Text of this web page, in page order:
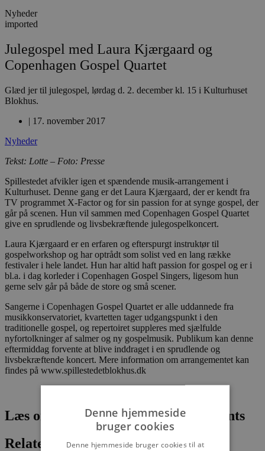
Nyheder
imported
Julegospel med Laura Kjærgaard og
Copenhagen Gospel Quartet
Glæd jer til julegospel, lørdag d. 2. december kl. 15 i Kulturhuset
Blokhus.
| 17. november 2017
Nyheder
Tekst: Lotte – Foto: Presse
Spillestedet afvikler igen et spændende musik-arrangement i
Kulturhuset. Denne gang er det Laura Kjærgaard, der er kendt fra
TV programmet X-Factor og for sin passion for at synge gospel, der
går på scenen. Hun vil sammen med Copenhagen Gospel Quartet
give en sprudlende og livsbekræftende julegospelkoncert.
Laura Kjærgaard er en erfaren og efterspurgt instruktør til
gospelworkshop og har optrådt som solist ved en lang række
festivaler i hele landet. Hun har altid haft passion for gospel og er i
bl.a. i dag korleder i Copenhagen Gospel Singers, ligesom hun
gerne selv går på både de store og små scener.
Sangerne i Copenhagen Gospel Quartet er alle uddannede fra
musikkonservatoriet, kvartetten tager udgangspunkt i den
traditionelle gospel, og repertoiret suppleres med sjælfulde
nyfortolkninger af salmer og ny gospelmusik. Publikum kan denne
eftermiddag forvente at blive inddraget i en sprudlende og
livsbekræftende koncert. Mere information om arrangementet kan
findes på www.spillestedetblokhus.dk
Læs om fantastiske oplevelser og events
Relaterede artikler
Denne hjemmeside
bruger cookies
Denne hjemmeside bruger cookies til at